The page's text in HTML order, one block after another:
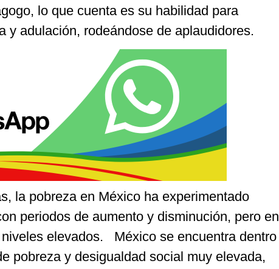
lo que cuenta es su habilidad para
y adulación, rodeándose de aplaudidores.
la pobreza en México ha experimentado
periodos de aumento y disminución, pero en
elevados. México se encuentra dentro
pobreza y desigualdad social muy elevada,